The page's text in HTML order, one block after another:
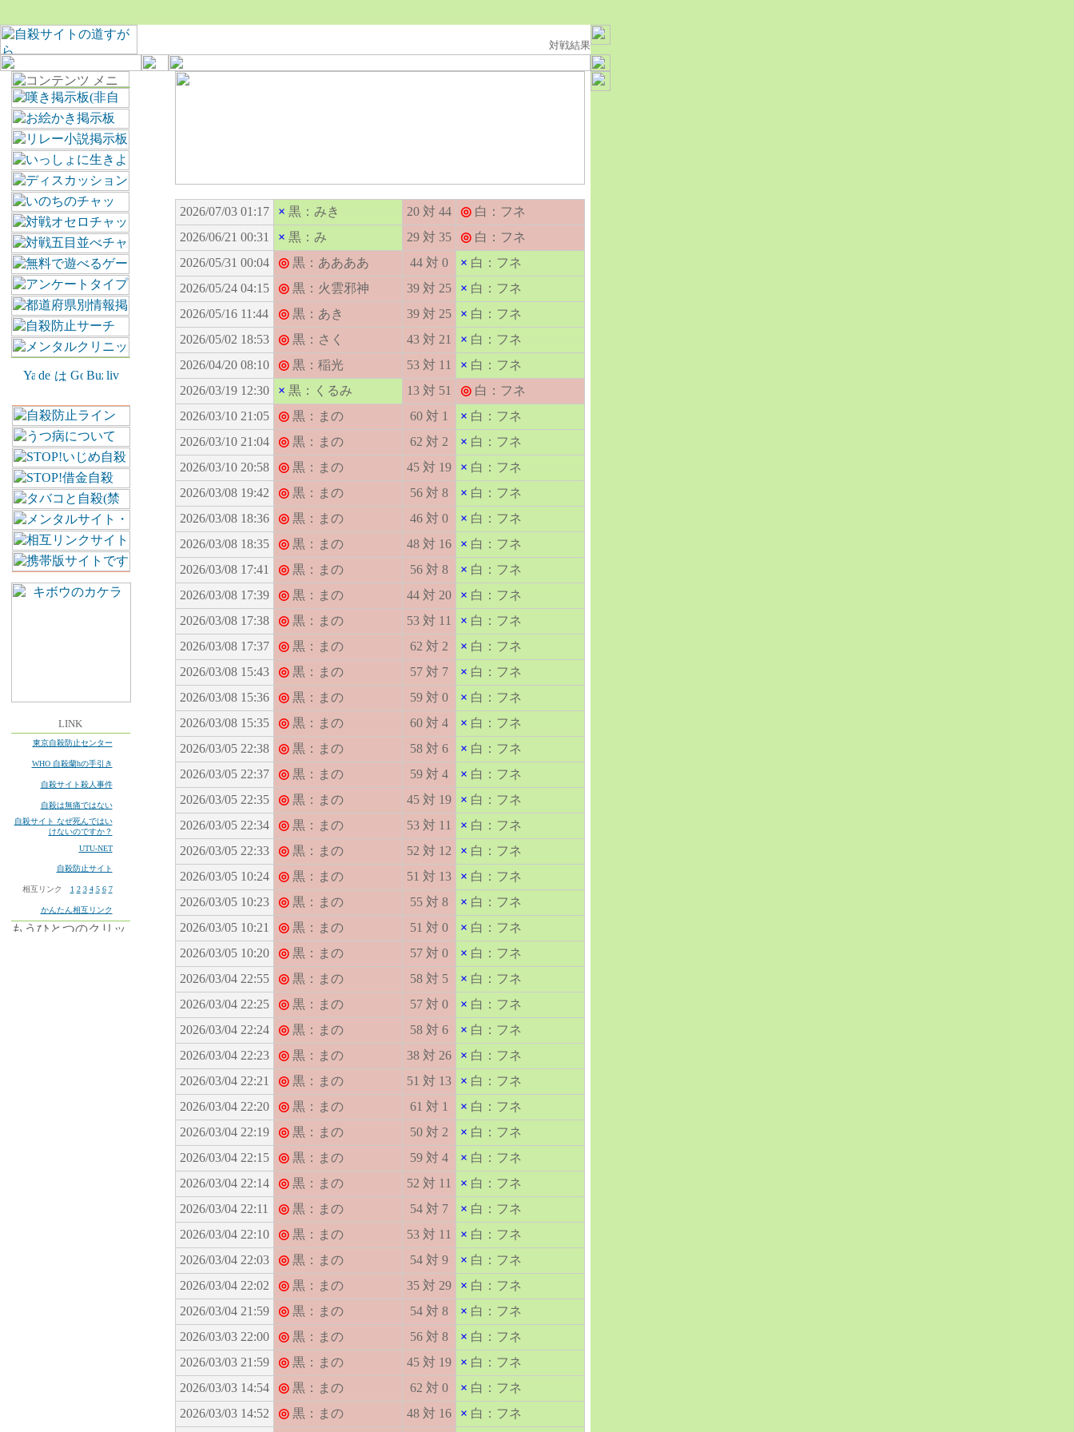
対戦結果
LINK
東京自殺防止センター
WHO 自殺蘭hの手引き
自殺サイト殺人事件
自殺は無痛ではない
自殺サイト なぜ死んではい
けないのですか？
UTU-NET
自殺防止サイト
相互リンク 1 2 3 4 5 6 7
かんたん相互リンク
2026/07/03 01:17 × 黒：みき 20 対 44 ◎白：フネ
2026/06/21 00:31
× 黒：み 29 対 35 ◎白：フネ
2026/05/31 00:04
◎黒：ああああ 44 対 0 × 白：フネ
2026/05/24 04:15
◎黒：火雲邪神 39 対 25 × 白：フネ
2026/05/16 11:44
◎黒：あき 39 対 25 × 白：フネ
2026/05/02 18:53
◎黒：さく 43 対 21 × 白：フネ
2026/04/20 08:10
◎黒：稲光 53 対 11 × 白：フネ
2026/03/19 12:30
× 黒：くるみ 13 対 51 ◎白：フネ
2026/03/10 21:05
◎黒：まの 60 対 1 × 白：フネ
2026/03/10 21:04
◎黒：まの 62 対 2 × 白：フネ
2026/03/10 20:58
◎黒：まの 45 対 19 × 白：フネ
2026/03/08 19:42
◎黒：まの 56 対 8 × 白：フネ
2026/03/08 18:36
◎黒：まの 46 対 0 × 白：フネ
2026/03/08 18:35
◎黒：まの 48 対 16 × 白：フネ
2026/03/08 17:41
◎黒：まの 56 対 8 × 白：フネ
2026/03/08 17:39
◎黒：まの 44 対 20 × 白：フネ
2026/03/08 17:38
◎黒：まの 53 対 11 × 白：フネ
2026/03/08 17:37
◎黒：まの 62 対 2 × 白：フネ
2026/03/08 15:43
◎黒：まの 57 対 7 × 白：フネ
2026/03/08 15:36
◎黒：まの 59 対 0 × 白：フネ
2026/03/08 15:35
◎黒：まの 60 対 4 × 白：フネ
2026/03/05 22:38
◎黒：まの 58 対 6 × 白：フネ
2026/03/05 22:37
◎黒：まの 59 対 4 × 白：フネ
2026/03/05 22:35
◎黒：まの 45 対 19 × 白：フネ
2026/03/05 22:34
◎黒：まの 53 対 11 × 白：フネ
2026/03/05 22:33
◎黒：まの 52 対 12 × 白：フネ
2026/03/05 10:24
◎黒：まの 51 対 13 × 白：フネ
2026/03/05 10:23
◎黒：まの 55 対 8 × 白：フネ
2026/03/05 10:21
◎黒：まの 51 対 0 × 白：フネ
2026/03/05 10:20
◎黒：まの 57 対 0 × 白：フネ
2026/03/04 22:55
◎黒：まの 58 対 5 × 白：フネ
2026/03/04 22:25
◎黒：まの 57 対 0 × 白：フネ
2026/03/04 22:24
◎黒：まの 58 対 6 × 白：フネ
2026/03/04 22:23
◎黒：まの 38 対 26 × 白：フネ
2026/03/04 22:21
◎黒：まの 51 対 13 × 白：フネ
2026/03/04 22:20
◎黒：まの 61 対 1 × 白：フネ
2026/03/04 22:19
◎黒：まの 50 対 2 × 白：フネ
2026/03/04 22:15
◎黒：まの 59 対 4 × 白：フネ
2026/03/04 22:14
◎黒：まの 52 対 11 × 白：フネ
2026/03/04 22:11
◎黒：まの 54 対 7 × 白：フネ
2026/03/04 22:10
◎黒：まの 53 対 11 × 白：フネ
2026/03/04 22:03
◎黒：まの 54 対 9 × 白：フネ
2026/03/04 22:02
◎黒：まの 35 対 29 × 白：フネ
2026/03/04 21:59
◎黒：まの 54 対 8 × 白：フネ
2026/03/03 22:00
◎黒：まの 56 対 8 × 白：フネ
2026/03/03 21:59
◎黒：まの 45 対 19 × 白：フネ
2026/03/03 14:54
◎黒：まの 62 対 0 × 白：フネ
2026/03/03 14:52
◎黒：まの 48 対 16 × 白：フネ